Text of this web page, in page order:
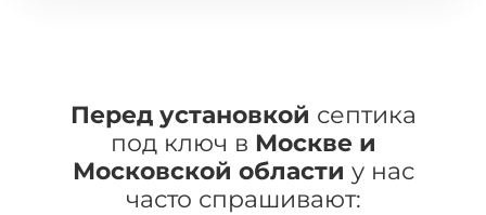
Перед установкой септика
под ключ в Москве и
Московской области у нас
часто спрашивают: